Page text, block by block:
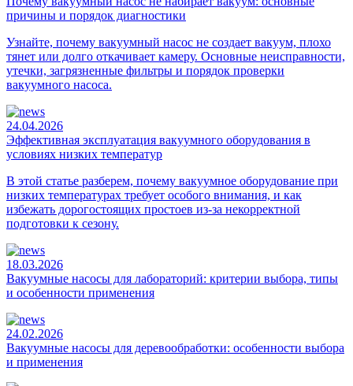
причины и порядок диагностики
Узнайте, почему вакуумный насос не создает вакуум, плохо
тянет или долго откачивает камеру. Основные неисправности,
утечки, загрязненные фильтры и порядок проверки
вакуумного насоса.
24.04.2026
Эффективная эксплуатация вакуумного оборудования в
условиях низких температур
В этой статье разберем, почему вакуумное оборудование при
низких температурах требует особого внимания, и как
избежать дорогостоящих простоев из-за некорректной
подготовки к сезону.
18.03.2026
Вакуумные насосы для лабораторий: критерии выбора, типы
и особенности применения
24.02.2026
Вакуумные насосы для деревообработки: особенности выбора
и применения